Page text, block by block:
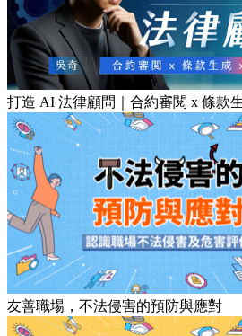
打造 AI 法律顧問｜合約審閱 x 條款
友善職場，不法侵害的預防與應對